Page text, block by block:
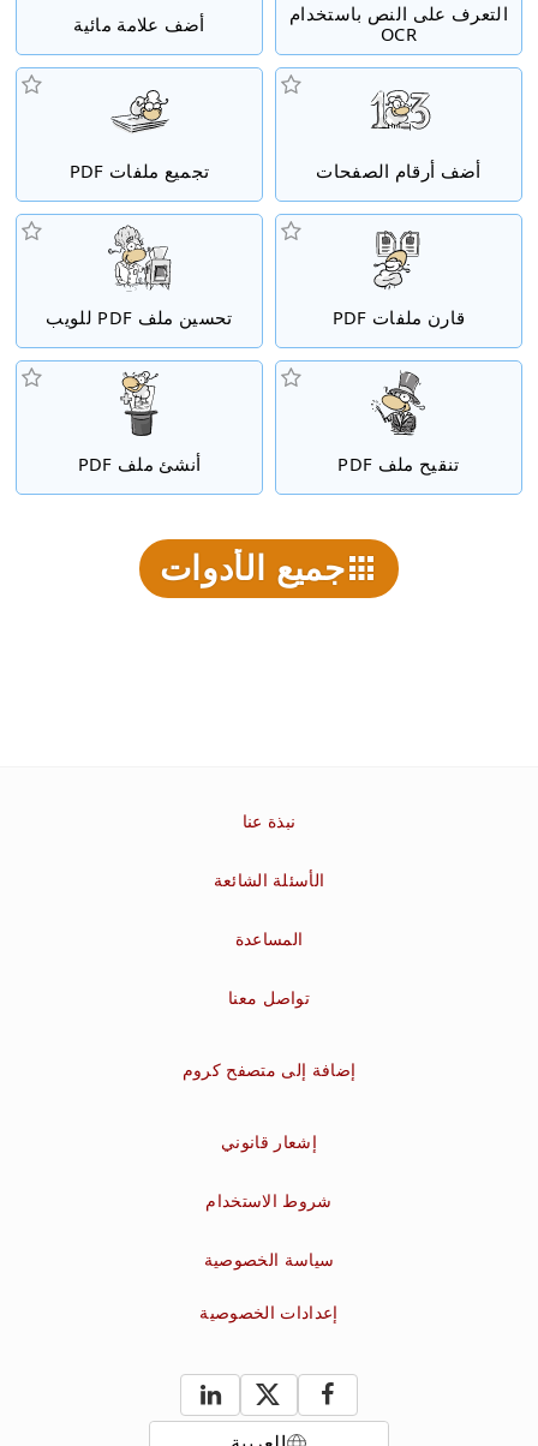
التعرف على النص باستخدام
OCR
أضف علامة مائية
أضف أرقام الصفحات تجميع ملفات PDF
قارن ملفات PDF تحسين ملف PDF للويب
تنقيح ملف PDF أنشئ ملف PDF
جميع الأدوات
نبذة عنا
الأسئلة الشائعة
المساعدة
تواصل معنا
إضافة إلى متصفح كروم
إشعار قانوني
شروط الاستخدام
سياسة الخصوصية
إعدادات الخصوصية